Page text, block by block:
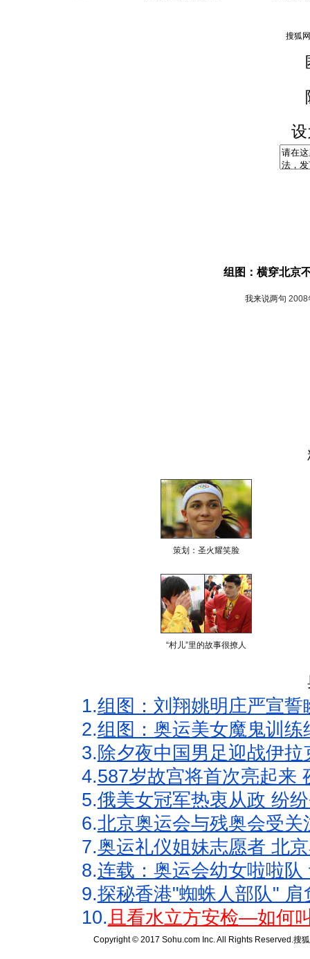
组图：横穿北京
我来说两句 2008
策划：圣火耀笑脸
“村儿”里的故事很撩人
1.组图：刘翔姚明庄严宣
2.组图：奥运美女魔鬼训
3. 除夕夜中国男足迎战伊
4.587岁故宫将首次亮起来
5.俄美女冠军热衷从政 纷
6.北京奥运会与残奥会受
7.奥运礼仪姐妹志愿者 北
8.连载：奥运会幼女啦啦
9.探秘香港"蜘蛛人部队"
10.且看水立方安检—如何
Copyright © 2017 Sohu.com Inc. All Rights Reserved.搜